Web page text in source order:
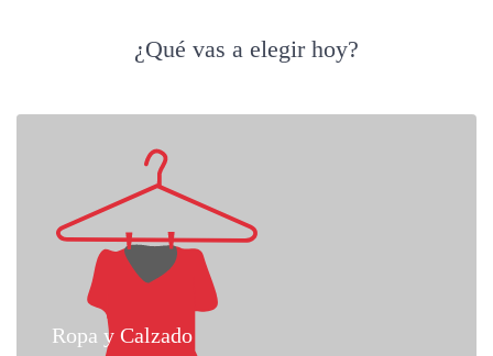
¿Qué vas a elegir hoy?
Ropa y Calzado